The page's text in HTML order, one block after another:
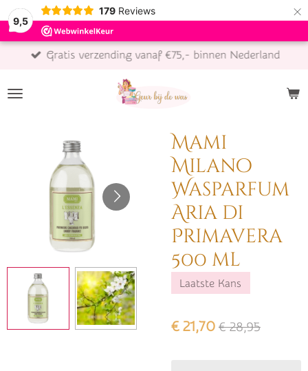
9,5
179 Reviews ×
Gratis verzending vanaf €75,- binnen Nederland
Mami
Milano
Wasparfum
Aria di
Primavera
500 ml
Laatste Kans
€ 21,70 € 28,95